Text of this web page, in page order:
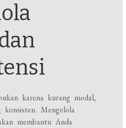
karena kurang modal,
Mengelola
membantu Anda